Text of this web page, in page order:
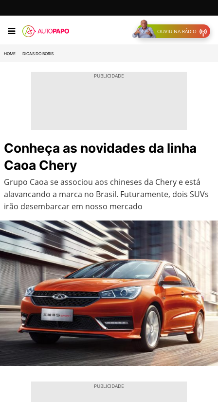
OUVIU NA RÁDIO
HOME DICAS DO BORIS
Conheça as novidades da linha
Caoa Chery
Grupo Caoa se associou aos chineses da Chery e está
alavancando a marca no Brasil. Futuramente, dois SUVs
irão desembarcar em nosso mercado